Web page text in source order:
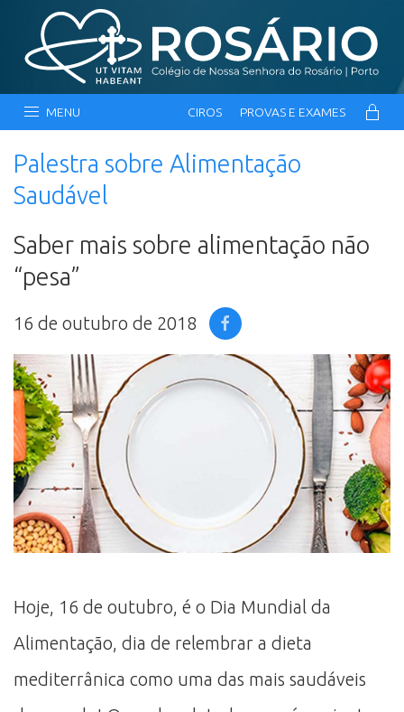
MENU CIROS PROVAS E EXAMES
Palestra sobre Alimentação
Saudável
Saber mais sobre alimentação não
“pesa”
16 de outubro de 2018
Hoje, 16 de outubro, é o Dia Mundial da
Alimentação, dia de relembrar a dieta
mediterrânica como uma das mais saudáveis